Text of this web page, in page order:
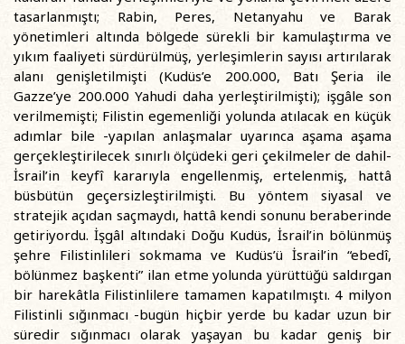
tasarlanmıştı; Rabin, Peres, Netanyahu ve Barak
yönetimleri altında bölgede sürekli bir kamulaştırma ve
yıkım faaliyeti sürdürülmüş, yerleşimlerin sayısı artırılarak
alanı genişletilmişti (Kudüs’e 200.000, Batı Şeria ile
Gazze’ye 200.000 Yahudi daha yerleştirilmişti); işgâle son
verilmemişti; Filistin egemenliği yolunda atılacak en küçük
adımlar bile -yapılan anlaşmalar uyarınca aşama aşama
gerçekleştirilecek sınırlı ölçüdeki geri çekilmeler de dahil-
İsrail’in keyfî kararıyla engellenmiş, ertelenmiş, hattâ
büsbütün geçersizleştirilmişti. Bu yöntem siyasal ve
stratejik açıdan saçmaydı, hattâ kendi sonunu beraberinde
getiriyordu. İşgâl altındaki Doğu Kudüs, İsrail’in bölünmüş
şehre Filistinlileri sokmama ve Kudüs’ü İsrail’in “ebedî,
bölünmez başkenti” ilan etme yolunda yürüttüğü saldırgan
bir harekâtla Filistinlilere tamamen kapatılmıştı. 4 milyon
Filistinli sığınmacı -bugün hiçbir yerde bu kadar uzun bir
süredir sığınmacı olarak yaşayan bu kadar geniş bir